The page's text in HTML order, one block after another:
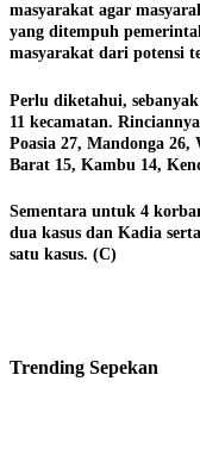
masyarakat agar
yang ditempuh
masyarakat dari potensi
Perlu diketahui,
11 kecamatan.
Poasia 27, Mandonga
Barat 15, Kambu 14,
Sementara untuk 4
dua kasus dan Kadia
satu kasus. (C)
Trending Sepekan